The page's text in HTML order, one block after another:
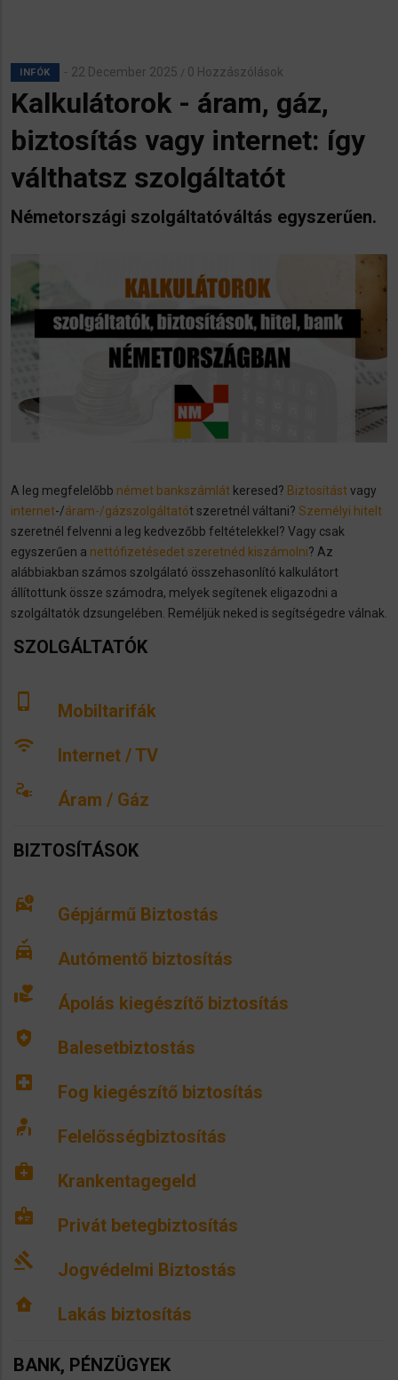
INFÓK 22 December 2025 / 0 Hozzászólások
Kalkulátorok - áram, gáz,
biztosítás vagy internet: így
válthatsz szolgáltatót
Németországi szolgáltatóváltás egyszerűen.
A leg megfelelőbb német bankszámlát keresed? Biztosítástvagy
internet-/áram-/gázszolgáltatót szeretnél váltani? Személyi hitelt
szeretnél felvenni a leg kedvezőbb feltételekkel? Vagy csak
egyszerűen a nettófizetésedet szeretnéd kiszámolni? Az
alábbiakban számos szolgálató összehasonlító kalkulátort
állítottunk össze számodra, melyek segítenek eligazodni a
szolgáltatók dzsungelében. Reméljük neked is segítségedre válnak.
SZOLGÁLTATÓK
phone_iphone
Mobiltarifák
wifi
Internet / TV
electrical_services
Áram / Gáz
BIZTOSÍTÁSOK
car_crash
Gépjármű Biztostás
no_crash
Autómentő biztosítás
volunteer_activism
Ápolás kiegészítő biztosítás
health_and_safety
Balesetbiztostás
local_hospital
Fog kiegészítő biztosítás
personal_injury
Felelősségbiztosítás
medical_services
Krankentagegeld
medical_information
Privát betegbiztosítás
gavel
Jogvédelmi Biztostás
water_damage
Lakás biztosítás
BANK, PÉNZÜGYEK